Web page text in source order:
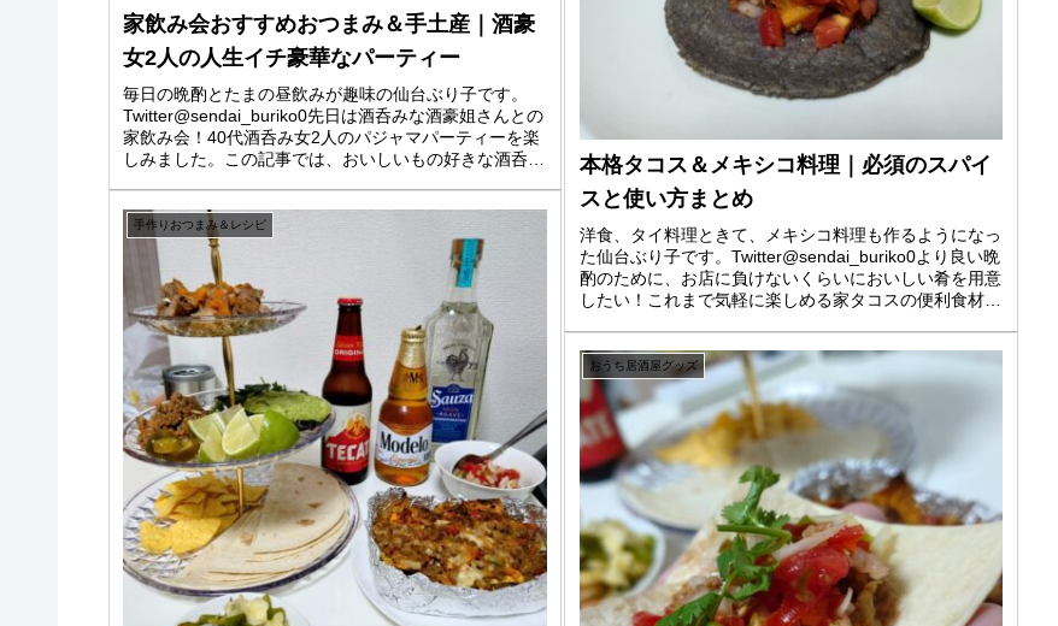
家飲み会おすすめおつまみ＆手土産｜酒豪
女2人の人生イチ豪華なパーティー
毎日の晩酌とたまの昼飲みが趣味の仙台ぶり子です。
Twitter@sendai_buriko0先日は酒呑みな酒豪姐さんとの
家飲み会！40代酒呑み女2人のパジャマパーティーを楽
しみました。この記事では、おいしいもの好きな酒呑み
本格タコス＆メキシコ料理｜必須のスパイ
スと使い方まとめ
洋食、タイ料理ときて、メキシコ料理も作るようになっ
た仙台ぶり子です。Twitter@sendai_buriko0より良い晩
酌のために、お店に負けないくらいにおいしい肴を用意
したい！これまで気軽に楽しめる家タコスの便利食材レ
手作りおつまみ＆レシピ
おうち居酒屋グッズ